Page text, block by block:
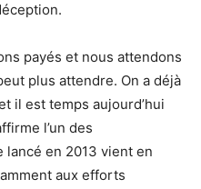
payés et nous attendons
plus attendre. On a déjà
il est temps aujourd’hui
l’un des
lancé en 2013 vient en
aux efforts